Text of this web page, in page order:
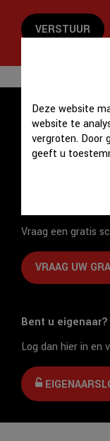
VERSTUUR
Schrijf u in en
MAAK EEN
U wenst uw
Vraag een gratis
VRAAG UW
Bent u eigenaar?
Log dan hier in en
Deze website
website te
vergroten. Door
geeft u